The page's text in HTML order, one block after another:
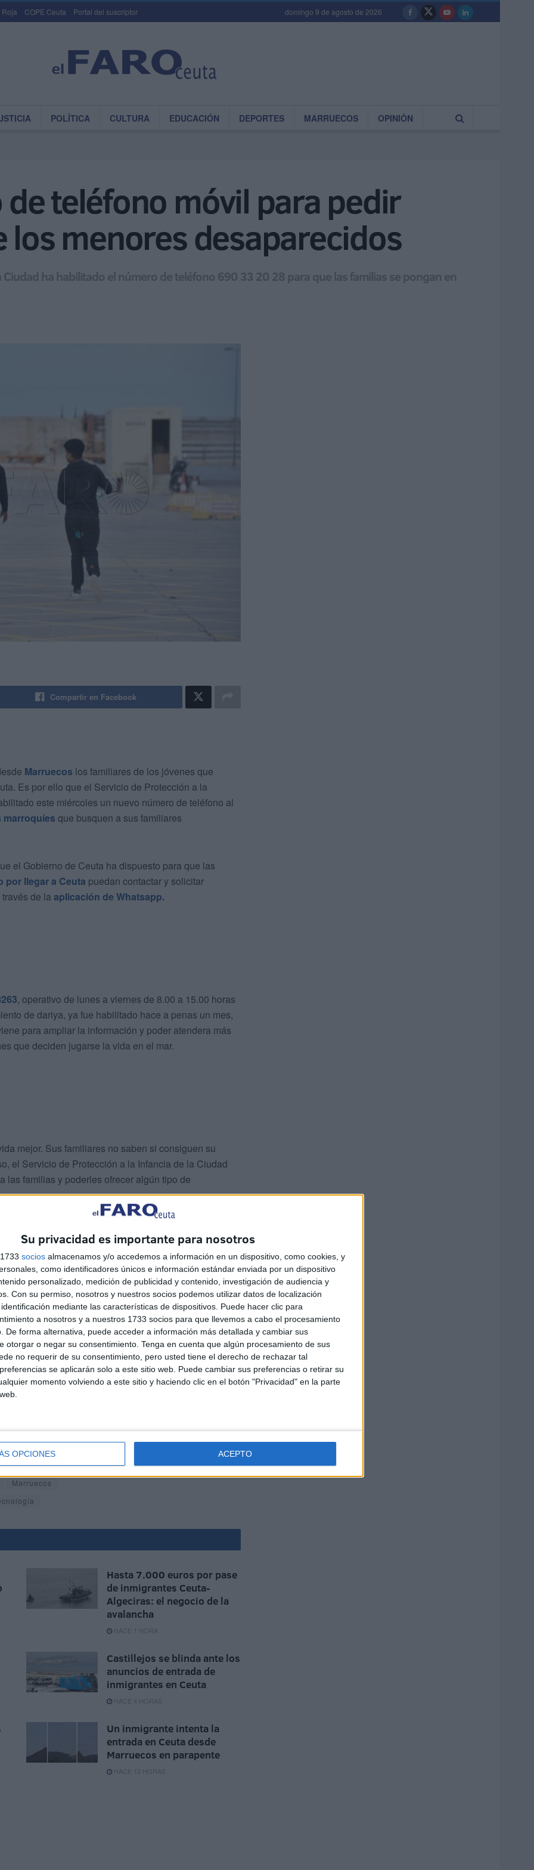
Su privacidad es importante para nosotros
socios almacenamos y/o accedemos a información en un dispositivo, como cookies, y
como identificadores únicos e información estándar enviada por un dispositivo
personalizado, medición de publicidad y contenido, investigación de audiencia y
Con su permiso, nosotros y nuestros socios podemos utilizar datos de localización
mediante las características de dispositivos. Puede hacer clic para
a nosotros y a nuestros 1733 socios para que llevemos a cabo el procesamiento
De forma alternativa, puede acceder a información más detallada y cambiar sus
otorgar o negar su consentimiento. Tenga en cuenta que algún procesamiento de sus
no requerir de su consentimiento, pero usted tiene el derecho de rechazar tal
se aplicarán solo a este sitio web. Puede cambiar sus preferencias o retirar su
momento volviendo a este sitio y haciendo clic en el botón "Privacidad" en la parte
OPCIONES ACEPTO
Roja COPE Ceuta Portal del suscriptor domingo 9 de agosto de 2026
POLÍTICA CULTURA EDUCACIÓN DEPORTES MARRUECOS OPINIÓN
teléfono móvil para pedir
menores desaparecidos
Ciudad ha habilitado el número de teléfono 690 33 20 28 para que las familias se pongan en
Compartir en Facebook
Marruecos los familiares de los jóvenes que
Es por ello que el Servicio de Protección a la
este miércoles un nuevo número de teléfono al
marroquíes que busquen a sus familiares
el Gobierno de Ceuta ha dispuesto para que las
por llegar a Ceuta puedan contactar y solicitar
de la aplicación de Whatsapp.
, operativo de lunes a viernes de 8.00 a 15.00 horas
de dariya, ya fue habilitado hace a penas un mes,
para ampliar la información y poder atendera más
que deciden jugarse la vida en el mar.
mejor. Sus familiares no saben si consiguen su
el Servicio de Protección a la Infancia de la Ciudad
las familias y poderles ofrecer algún tipo de
marroquíes que han llegado solos a Ceuta, 112 a lo
que han azotado el litoral de la ciudad han
la presencia de las Fuerzas de Seguridad del país
Marruecos
Hasta 7.000 euros por pase
de inmigrantes Ceuta-
Algeciras: el negocio de la
avalancha
HACE 1 HORA
Castillejos se blinda ante los
anuncios de entrada de
inmigrantes en Ceuta
HACE 4 HORAS
Un inmigrante intenta la
entrada en Ceuta desde
Marruecos en parapente
HACE 12 HORAS